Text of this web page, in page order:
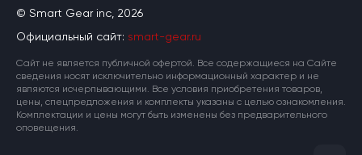
© Smart Gear inc, 2026
Официальный сайт: smart-gear.ru
Cайт не является публичной офертой. Все содержащиеся на Сайте
сведения носят исключительно информационный характер и не
являются исчерпывающими. Все условия приобретения товаров,
цены, спецпредложения и комплекты указаны с целью ознакомления.
Комплектации и цены могут быть изменены без предварительного
оповещения.